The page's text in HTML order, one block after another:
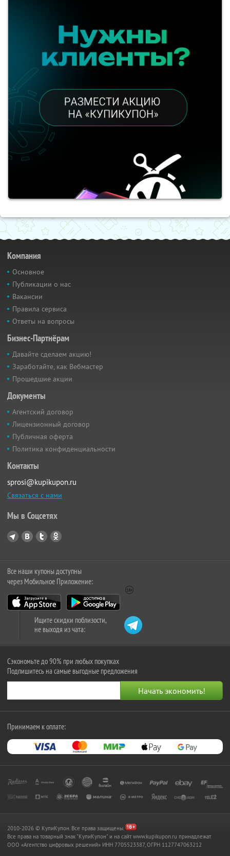
Компания
Основное
Публикации о нас
Вакансии
Правила сервиса
Ответы на вопросы
Бизнес-Партнёрам
Давайте сделаем акцию!
Заработайте, как Вебмастер
Прошедшие акции
Документы
Агентский договор
Лицензионный договор
Публичная оферта
Политика конфиденциальности
Контакты
sprosi@kupikupon.ru
Связаться с нами
Мы в Соцсетях
Все наши купоны доступны
через Мобильное Приложение:
Ищите скидки поблизости,
не выходя из чата:
Сэкономьте до 90% при любых покупках
Подпишитесь на самые выгодные предложения
Принимаем к оплате:
2010-2026 © КупиКупон. Все права защищены.
Все права на товарный знак "КупиКупон" и на сайт www.kupikupon.ru принадлежат
OOO «Агентство цифровых решений» ИНН 7705523387, ОГРН 1127747063212